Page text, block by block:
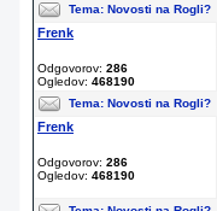
Tema: Novosti na Rogli?
Frenk
Odgovorov: 286
Ogledov: 468190
Tema: Novosti na Rogli?
Frenk
Odgovorov: 286
Ogledov: 468190